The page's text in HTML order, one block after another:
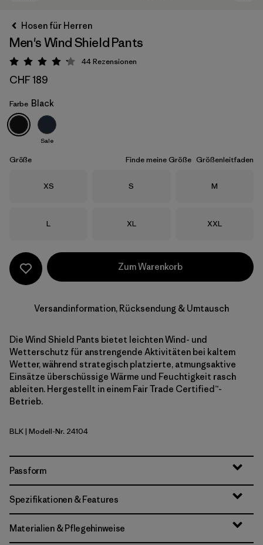
Black
Hosen für Herren
Men's Wind Shield Pants
Bewertung: 4.2 / 5
44Rezensionen
CHF 189
Farbe Black
Sale
Größe Finde meine Größe Größenleitfaden
Größe
XS Größe
S Größe
M
Größe
L Größe
XL Größe
XXL
Zum Warenkorb
Versandinformation, Rücksendung & Umtausch
Die Wind Shield Pants bietet leichten Wind- und
Wetterschutz für anstrengende Aktivitäten bei kaltem
Wetter, während strategisch platzierte, atmungsaktive
Einsätze überschüssige Wärme und Feuchtigkeit rasch
ableiten. Hergestellt in einem Fair Trade Certified™-
Betrieb.
Black
BLK| Modell-Nr. 24104
Passform
Spezifikationen & Features
Materialien & Pflegehinweise